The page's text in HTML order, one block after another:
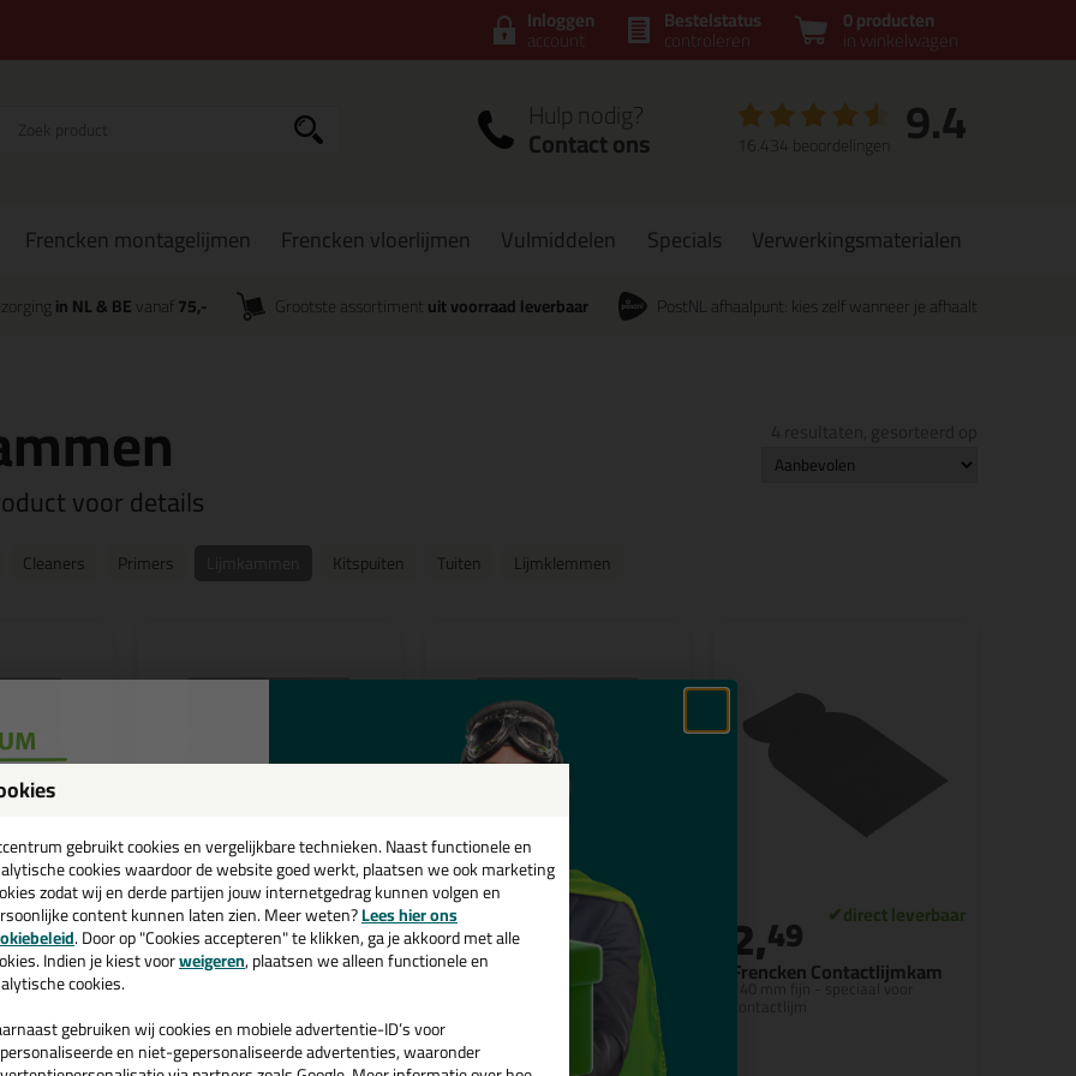
0 producten
in winkelwagen
Bestelstatus
controleren
Inloggen
account
Hulp nodig?
Contact ons 9.4
16.434 beoordelingen
Frencken montagelijmen Frencken vloerlijmen Vulmiddelen Specials Verwerkingsmaterialen
in NL & BEvanaf 75,- Grootste assortiment uit voorraad leverbaar PostNL afhaalpunt: kies zelf wanneer je afhaalt
voor details
Cleaners Primers Kitspuiten Tuiten Lijmklemmen
grof
en
hogere
(1)
Kitcentrum Lijmkam
vertanding voor het aanbrengen
van PVC-, parket- en
montagelijmen
8,39
Kitcentrum Lijmkam
Lijmkam met fijne A2 vertanding
voor het nauwkeurig aanbrengen
van PVC-, contact- en
wandpaneellijm
8,39
Frencken Contactlijmkam
140 mm fijn - speciaal voor
2,49
gebruikt cookies en vergelijkbare technieken. Naast functionele en
cookies waardoor de website goed werkt, plaatsen we ook marketing
zodat wij en derde partijen jouw internetgedrag kunnen volgen en
content kunnen laten zien. Meer weten?Lees hier ons
. Door op "Cookies accepteren" te klikken, ga je akkoord met alle
Indien je kiest voorweigeren, plaatsen we alleen functionele en
cookies.
gebruiken wij cookies en mobiele advertentie-ID’s voor
en niet-gepersonaliseerde advertenties, waaronder
💚
en ontvang een
€35,-bij je eerste bestelling!